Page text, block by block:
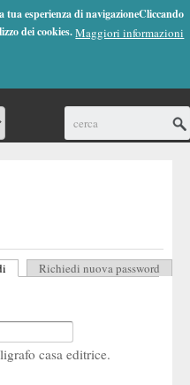
esperienza di navigazioneCliccando
dei cookies.Maggiori informazioni
(0)
(scheda attiva)
Richiedi nuova password
casa editrice.